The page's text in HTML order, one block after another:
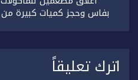
بفاس وحجز كميات كبيرة من
اترك تعليقاً